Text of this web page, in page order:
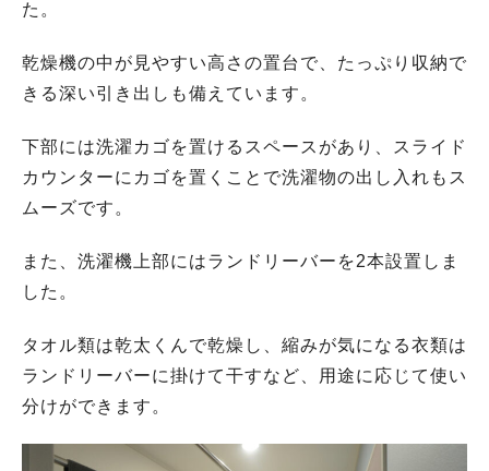
た。
乾燥機の中が見やすい高さの置台で、たっぷり収納で
きる深い引き出しも備えています。
下部には洗濯カゴを置けるスペースがあり、スライド
カウンターにカゴを置くことで洗濯物の出し入れもス
ムーズです。
また、洗濯機上部にはランドリーバーを2本設置しま
した。
タオル類は乾太くんで乾燥し、縮みが気になる衣類は
ランドリーバーに掛けて干すなど、用途に応じて使い
分けができます。